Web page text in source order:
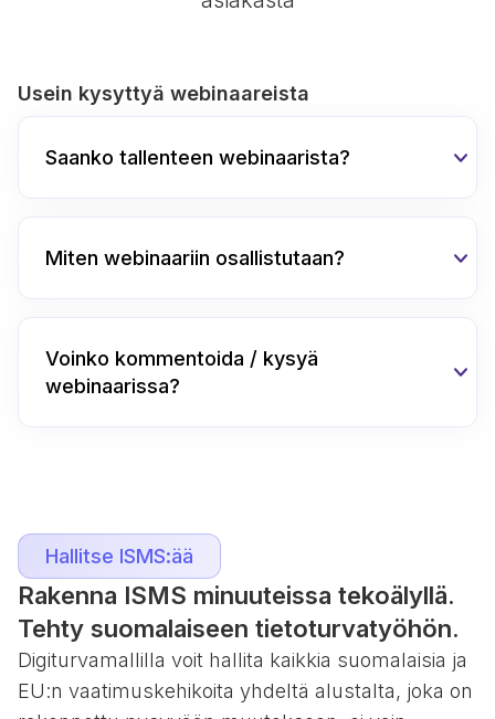
Usein kysyttyä webinaareista
Saanko tallenteen webinaarista?
Miten webinaariin osallistutaan?
Voinko kommentoida / kysyä
webinaarissa?
Hallitse ISMS:ää
Rakenna ISMS minuuteissa tekoälyllä.
Tehty suomalaiseen tietoturvatyöhön.
Digiturvamallilla voit hallita kaikkia suomalaisia ja
EU:n vaatimuskehikoita yhdeltä alustalta, joka on